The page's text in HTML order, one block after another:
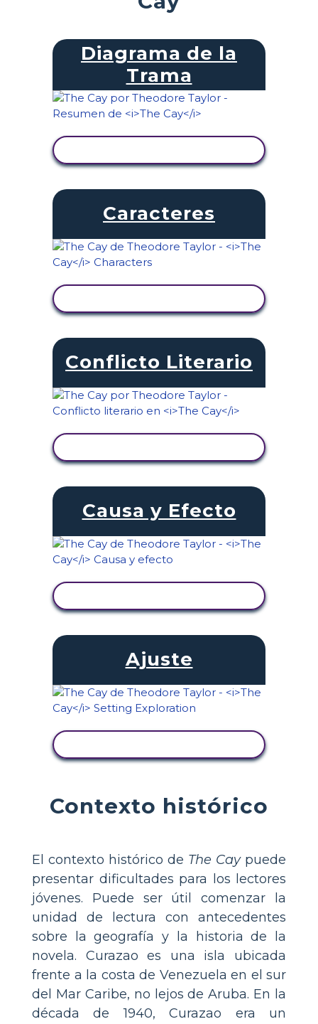
Diagrama de la
Trama
Caracteres
Conflicto Literario
Causa y Efecto
Ajuste
Contexto histórico
El contexto histórico de The Caypuede
presentar dificultades para los lectores
jóvenes. Puede ser útil comenzar la
unidad de lectura con antecedentes
sobre la geografía y la historia de la
novela. Curazao es una isla ubicada
frente a la costa de Venezuela en el sur
del Mar Caribe, no lejos de Aruba. En la
década de 1940, Curazao era un